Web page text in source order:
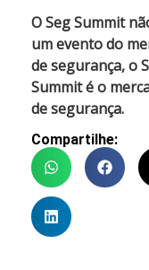
O Seg Summit
um evento do
de segurança, o
Summit é o
de segurança.
Compartilhe: